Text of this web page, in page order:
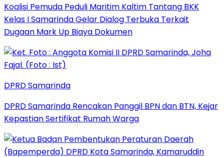
Koalisi Pemuda Peduli Maritim Kaltim Tantang BKK
Kelas I Samarinda Gelar Dialog Terbuka Terkait
Dugaan Mark Up Biaya Dokumen
DPRD Samarinda
DPRD Samarinda Rencakan Panggil BPN dan BTN, Kejar
Kepastian Sertifikat Rumah Warga